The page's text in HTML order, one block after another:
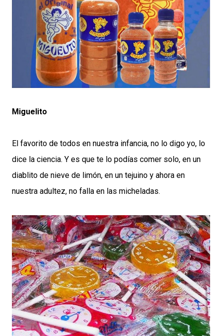
Miguelito
El favorito de todos en nuestra infancia, no lo digo yo, lo
dice la ciencia. Y es que te lo podías comer solo, en un
diablito de nieve de limón, en un tejuino y ahora en
nuestra adultez, no falla en las micheladas.